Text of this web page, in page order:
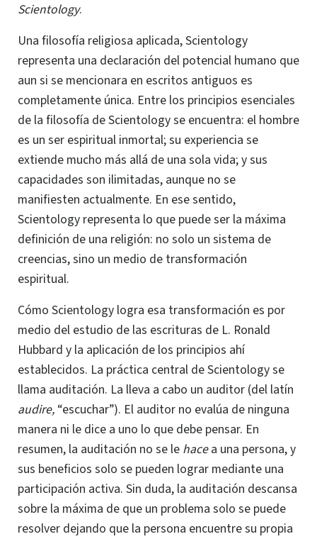
Scientology.
Una filosofía religiosa aplicada, Scientology
representa una declaración del potencial humano que
aun si se mencionara en escritos antiguos es
completamente única. Entre los principios esenciales
de la filosofía de Scientology se encuentra: el hombre
es un ser espiritual inmortal; su experiencia se
extiende mucho más allá de una sola vida; y sus
capacidades son ilimitadas, aunque no se
manifiesten actualmente. En ese sentido,
Scientology representa lo que puede ser la máxima
definición de una religión: no solo un sistema de
creencias, sino un medio de transformación
espiritual.
Cómo Scientology logra esa transformación es por
medio del estudio de las escrituras de L. Ronald
Hubbard y la aplicación de los principios ahí
establecidos. La práctica central de Scientology se
llama auditación. La lleva a cabo un auditor (del latín
audire, “escuchar”). El auditor no evalúa de ninguna
manera ni le dice a uno lo que debe pensar. En
resumen, la auditación no se le hacea una persona, y
sus beneficios solo se pueden lograr mediante una
participación activa. Sin duda, la auditación descansa
sobre la máxima de que un problema solo se puede
resolver dejando que la persona encuentre su propia